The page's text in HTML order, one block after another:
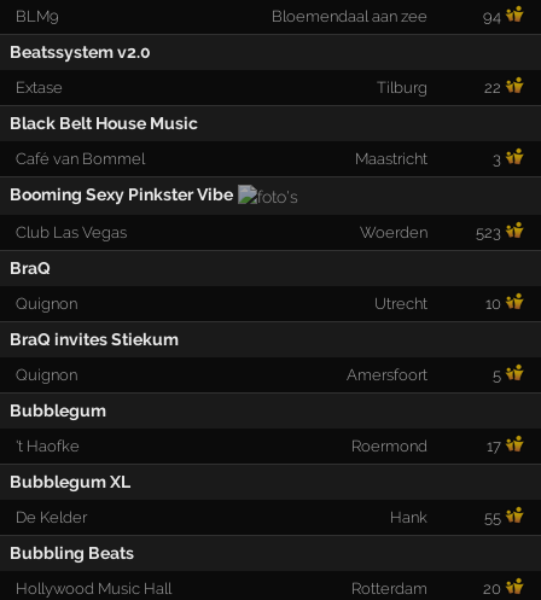
BLM9 Bloemendaal aan zee 94
Beatssystem v2.0
Extase Tilburg 22
Black Belt House Music
Café van Bommel Maastricht 3
Booming Sexy Pinkster Vibe
Club Las Vegas Woerden 523
BraQ
Quignon Utrecht 10
BraQ invites Stiekum
Quignon Amersfoort 5
Bubblegum
't Haofke Roermond 17
Bubblegum XL
De Kelder Hank 55
Bubbling Beats
Hollywood Music Hall Rotterdam 20